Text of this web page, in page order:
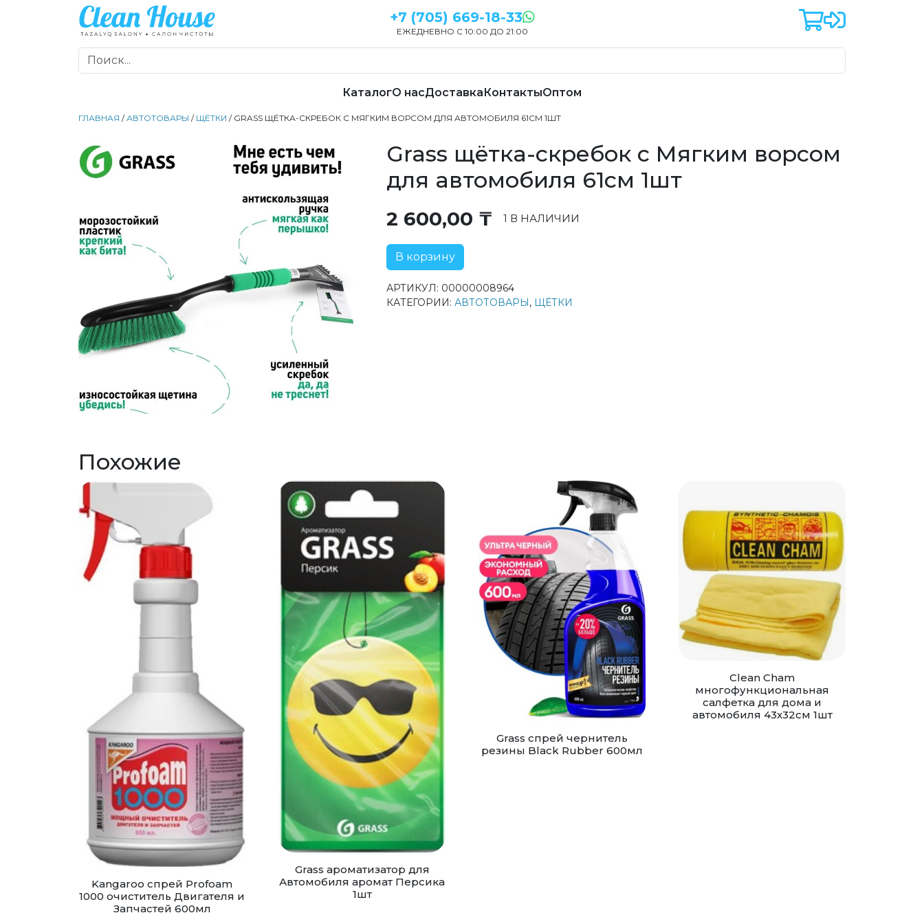
+7 (705) 669-18-33
ЕЖЕДНЕВНО С 10:00 ДО 21:00
КаталогО насДоставкаКонтактыОптом
ГЛАВНАЯ /АВТОТОВАРЫ / ЩЁТКИ / GRASS ЩЁТКА-СКРЕБОК С МЯГКИМ ВОРСОМ ДЛЯ АВТОМОБИЛЯ 61СМ 1ШТ
Grass щётка-скребок с Мягким ворсом
для автомобиля 61см 1шт
2 600,00 ₸ 1 В НАЛИЧИИ
В корзину
АРТИКУЛ: 00000008964
КАТЕГОРИИ: АВТОТОВАРЫ, ЩЁТКИ
Похожие
Kangaroo спрей Profoam
1000 очиститель Двигателя и
Запчастей 600мл
Grass ароматизатор для
Автомобиля аромат Персика
1шт
Grass спрей чернитель
резины Black Rubber 600мл
Clean Cham
многофункциональная
салфетка для дома и
автомобиля 43х32см 1шт